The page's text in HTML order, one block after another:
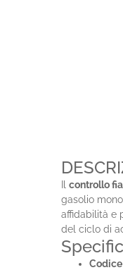
Ilcontrollo
gasolio
affidabilità e
del ciclo di